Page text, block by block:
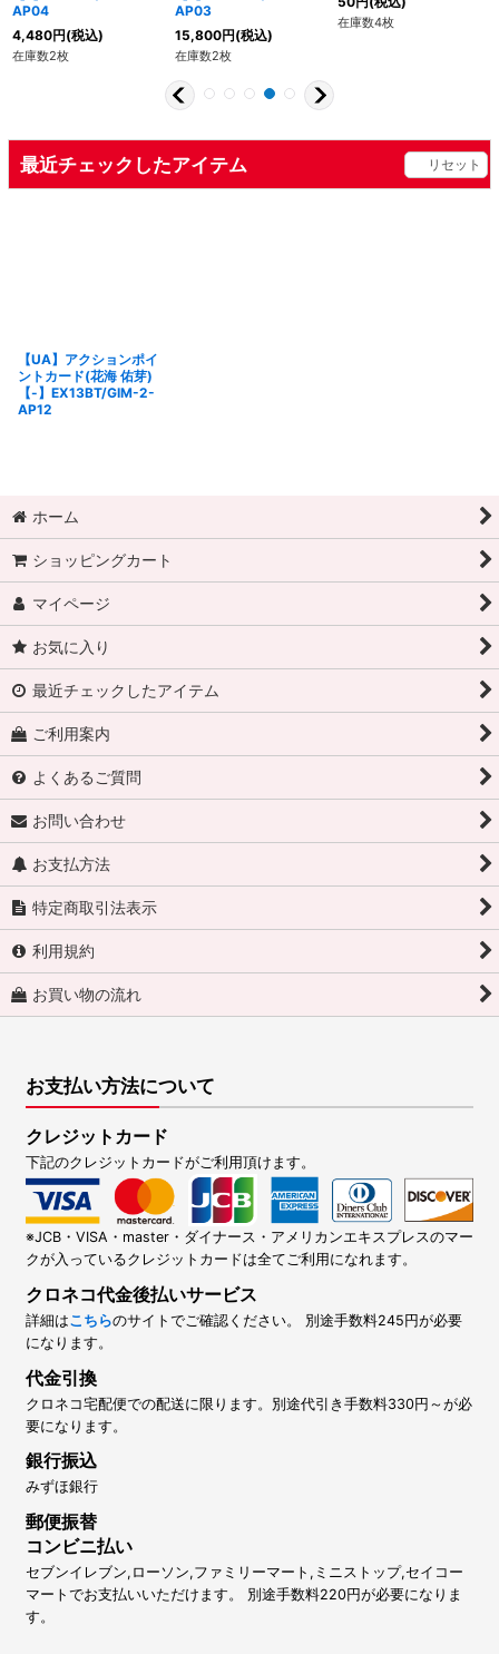
AP04
4,480円(税込)
在庫数2枚
AP03
15,800円(税込)
在庫数2枚
在庫数4枚
最近チェックしたアイテム リセット
【UA】アクションポイ
ントカード(花海 佑芽)
【-】EX13BT/GIM-2-
AP12
ホーム
ショッピングカート
マイページ
お気に入り
最近チェックしたアイテム
ご利用案内
よくあるご質問
お問い合わせ
お支払方法
特定商取引法表示
利用規約
お買い物の流れ
お支払い方法について
クレジットカード
下記のクレジットカードがご利用頂けます。
※JCB・VISA・master・ダイナース・アメリカンエキスプレスのマー
クが入っているクレジットカードは全てご利用になれます。
クロネコ代金後払いサービス
詳細はこちらのサイトでご確認ください。 別途手数料245円が必要
になります。
代金引換
クロネコ宅配便での配送に限ります。別途代引き手数料330円～が必
要になります。
銀行振込
みずほ銀行
郵便振替
コンビニ払い
セブンイレブン,ローソン,ファミリーマート,ミニストップ,セイコー
マートでお支払いいただけます。 別途手数料220円が必要になりま
す。